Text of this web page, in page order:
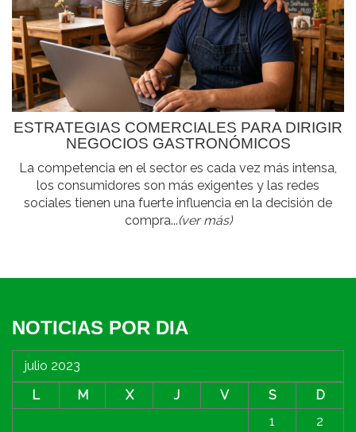
ESTRATEGIAS COMERCIALES PARA DIRIGIR
NEGOCIOS GASTRONÓMICOS
La competencia en el sector es cada vez más intensa,
los consumidores son más exigentes y las redes
sociales tienen una fuerte influencia en la decisión de
compra...(ver más)
NOTICIAS POR DIA
julio 2023
L
M X J V S
D
1
2